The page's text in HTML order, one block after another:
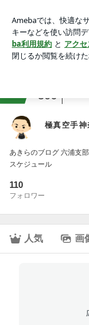
アプリをダウンロ
ょう。
300
極真空手
あきらのブログ 六浦支
スケジュール
110
フォロワー
人気 画